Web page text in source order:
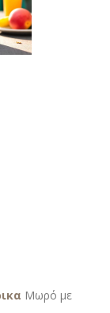
Μωρό με